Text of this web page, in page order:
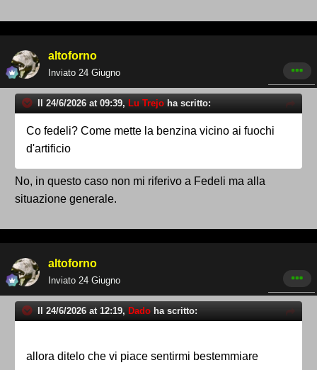
altoforno
Inviato 24 Giugno
Il 24/6/2026 at 09:39, Lu Trejo ha scritto:
Co fedeli? Come mette la benzina vicino ai fuochi
d'artificio
No, in questo caso non mi riferivo a Fedeli ma alla
situazione generale.
altoforno
Inviato 24 Giugno
Il 24/6/2026 at 12:19, Dado ha scritto:
allora ditelo che vi piace sentirmi bestemmiare